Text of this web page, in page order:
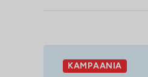
KAMPAANIA